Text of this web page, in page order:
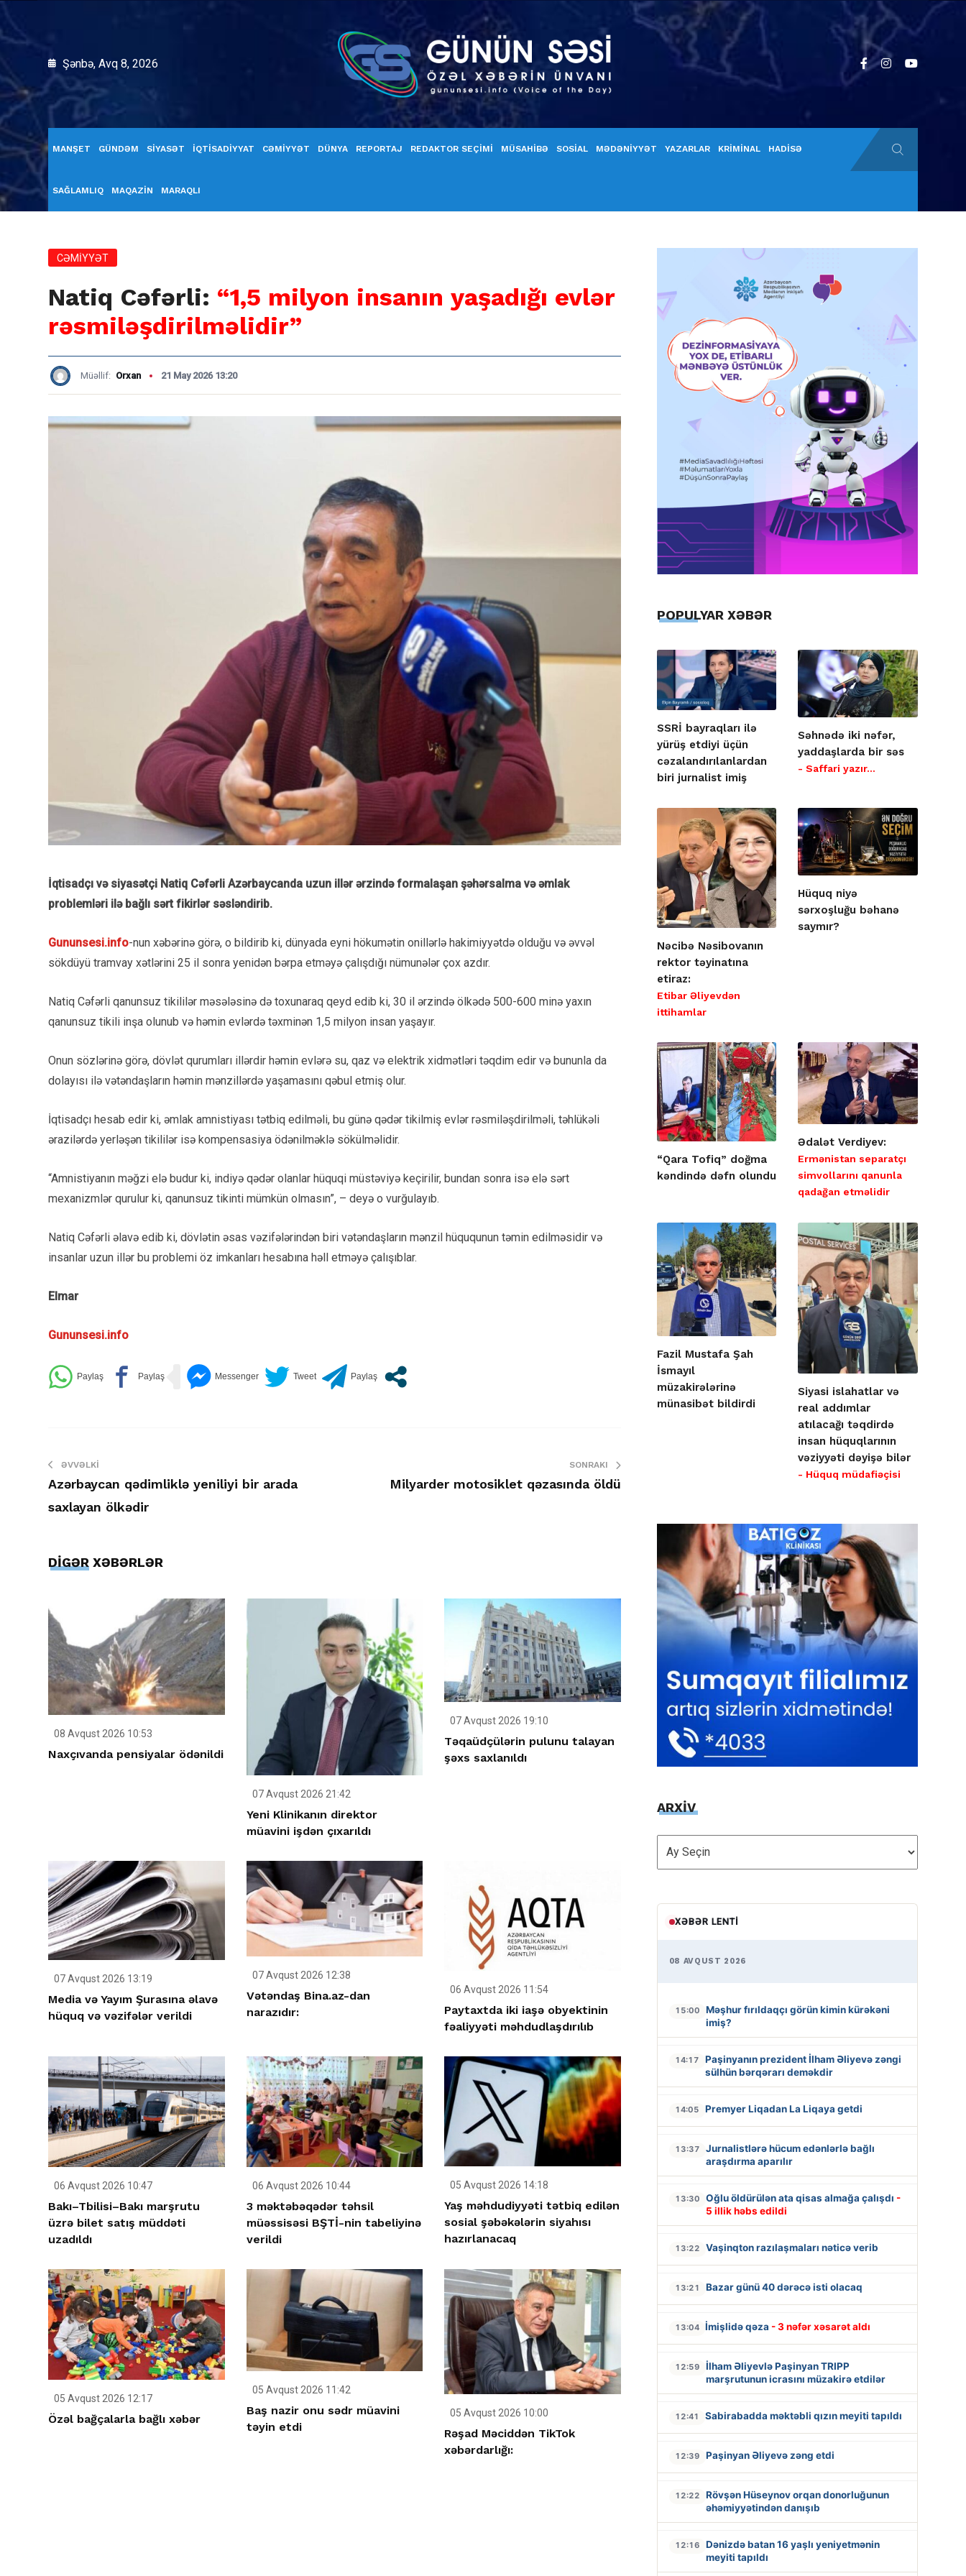
Şənbə, Avq 8, 2026
MANŞET GÜNDƏM SİYASƏT İQTİSADİYYAT CƏMİYYƏT DÜNYA REPORTAJ REDAKTOR SEÇİMİ MÜSAHİBƏ SOSİAL MƏDƏNİYYƏT YAZARLAR KRİMİNAL HADİSƏ
SAĞLAMLIQ MAQAZİN MARAQLI
CƏMİYYƏT
Natiq Cəfərli: “1,5 milyon insanın yaşadığı evlər
rəsmiləşdirilməlidir”
Müəllif: Orxan 21 May 2026 13:20
İqtisadçı və siyasətçi Natiq Cəfərli Azərbaycanda uzun illər ərzində formalaşan şəhərsalma və əmlak
problemləri ilə bağlı sərt fikirlər səsləndirib.
Gununsesi.info-nun xəbərinə görə, o bildirib ki, dünyada eyni hökumətin onillərlə hakimiyyətdə olduğu və əvvəl
sökdüyü tramvay xətlərini 25 il sonra yenidən bərpa etməyə çalışdığı nümunələr çox azdır.
Natiq Cəfərli qanunsuz tikililər məsələsinə də toxunaraq qeyd edib ki, 30 il ərzində ölkədə 500-600 minə yaxın
qanunsuz tikili inşa olunub və həmin evlərdə təxminən 1,5 milyon insan yaşayır.
Onun sözlərinə görə, dövlət qurumları illərdir həmin evlərə su, qaz və elektrik xidmətləri təqdim edir və bununla da
dolayısı ilə vətəndaşların həmin mənzillərdə yaşamasını qəbul etmiş olur.
İqtisadçı hesab edir ki, əmlak amnistiyası tətbiq edilməli, bu günə qədər tikilmiş evlər rəsmiləşdirilməli, təhlükəli
ərazilərdə yerləşən tikililər isə kompensasiya ödənilməklə sökülməlidir.
“Amnistiyanın məğzi elə budur ki, indiyə qədər olanlar hüquqi müstəviyə keçirilir, bundan sonra isə elə sərt
mexanizmlər qurulur ki, qanunsuz tikinti mümkün olmasın”, – deyə o vurğulayıb.
Natiq Cəfərli əlavə edib ki, dövlətin əsas vəzifələrindən biri vətəndaşların mənzil hüququnun təmin edilməsidir və
insanlar uzun illər bu problemi öz imkanları hesabına həll etməyə çalışıblar.
Elmar
Gununsesi.info
ƏVVƏLKI
Azərbaycan qədimliklə yeniliyi bir arada
saxlayan ölkədir
SONRAKI
Milyarder motosiklet qəzasında öldü
DİGƏR XƏBƏRLƏR
08 Avqust 2026 10:53
Naxçıvanda pensiyalar ödənildi
07 Avqust 2026 21:42
Yeni Klinikanın direktor
müavini işdən çıxarıldı
07 Avqust 2026 19:10
Təqaüdçülərin pulunu talayan
şəxs saxlanıldı
07 Avqust 2026 13:19
Media və Yayım Şurasına əlavə
hüquq və vəzifələr verildi
07 Avqust 2026 12:38
Vətəndaş Bina.az-dan
narazıdır:
06 Avqust 2026 11:54
Paytaxtda iki iaşə obyektinin
fəaliyyəti məhdudlaşdırılıb
06 Avqust 2026 10:47
Bakı–Tbilisi–Bakı marşrutu
üzrə bilet satış müddəti
uzadıldı
06 Avqust 2026 10:44
3 məktəbəqədər təhsil
müəssisəsi BŞTİ-nin tabeliyinə
verildi
05 Avqust 2026 14:18
Yaş məhdudiyyəti tətbiq edilən
sosial şəbəkələrin siyahısı
hazırlanacaq
05 Avqust 2026 12:17
Özəl bağçalarla bağlı xəbər
05 Avqust 2026 11:42
Baş nazir onu sədr müavini
təyin etdi
05 Avqust 2026 10:00
Rəşad Məciddən TikTok
xəbərdarlığı:
POPULYAR XƏBƏR
SSRİ bayraqları ilə
yürüş etdiyi üçün
cəzalandırılanlardan
biri jurnalist imiş
Səhnədə iki nəfər,
yaddaşlarda bir səs
- Saffari yazır…
Nəcibə Nəsibovanın
rektor təyinatına
etiraz:
Etibar Əliyevdən
ittihamlar
Hüquq niyə
sərxoşluğu bəhanə
saymır?
“Qara Tofiq” doğma
kəndində dəfn olundu
Ədalət Verdiyev:
Ermənistan separatçı
simvollarını qanunla
qadağan etməlidir
Fazil Mustafa Şah
İsmayıl
müzakirələrinə
münasibət bildirdi
Siyasi islahatlar və
real addımlar
atılacağı təqdirdə
insan hüquqlarının
vəziyyəti dəyişə bilər
- Hüquq müdafiəçisi
ARXİV
ARXİV
XƏBƏR LENTI
08 AVQUST 2026
15:00
Məşhur fırıldaqçı görün kimin kürəkəni
imiş?
14:17
Paşinyanın prezident İlham Əliyevə zəngi
sülhün bərqərarı deməkdir
14:05 Premyer Liqadan La Liqaya getdi
13:37
Jurnalistlərə hücum edənlərlə bağlı
araşdırma aparılır
13:30 Oğlu öldürülən ata qisas almağa çalışdı -
5 illik həbs edildi
13:22 Vaşinqton razılaşmaları nəticə verib
13:21 Bazar günü 40 dərəcə isti olacaq
13:04 İmişlidə qəza - 3 nəfər xəsarət aldı
12:59
İlham Əliyevlə Paşinyan TRIPP
marşrutunun icrasını müzakirə etdilər
12:41 Sabirabadda məktəbli qızın meyiti tapıldı
12:39 Paşinyan Əliyevə zəng etdi
12:22
Rövşən Hüseynov orqan donorluğunun
əhəmiyyətindən danışıb
12:16
Dənizdə batan 16 yaşlı yeniyetmənin
meyiti tapıldı